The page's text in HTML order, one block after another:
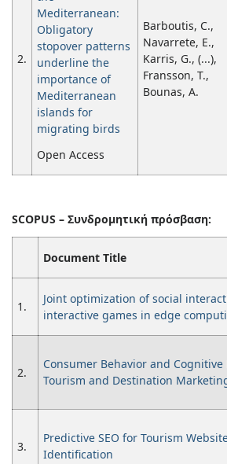
2.
Mediterranean:
Obligatory
stopover patterns
underline the
importance of
Mediterranean
islands for
migrating birds
Open Access
Barboutis, C.,
Navarrete, E.,
Karris, G., (...),
Fransson, T.,
Bounas, A.
SCOPUS – Συνδρομητική πρόσβαση:
Document Title
1.
Joint optimization of social
interactive games in edge
2.
Consumer Behavior and
Tourism and Destination
3.
Predictive SEO for Tourism
Identification